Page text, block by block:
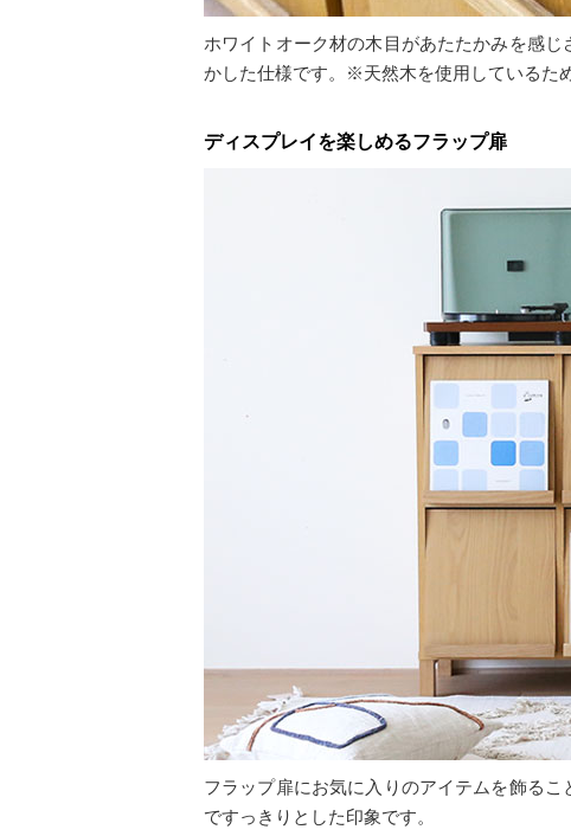
ホワイトオーク材の木目があたたかみを感
かした仕様です。※天然木を使用しているた
ディスプレイを楽しめるフラップ扉
フラップ扉にお気に入りのアイテムを飾る
ですっきりとした印象です。